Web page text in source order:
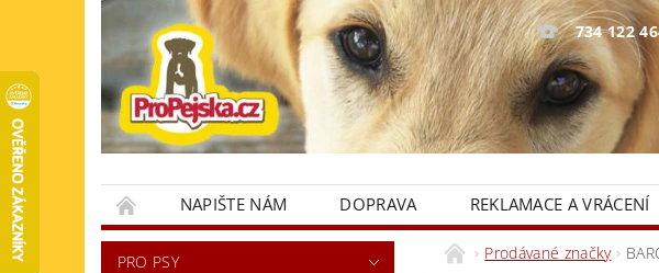
734 122
NAPIŠTE NÁM DOPRAVA REKLAMACE A VRÁCENÍ
KONTAKTY
PRO PSY Prodávané značky